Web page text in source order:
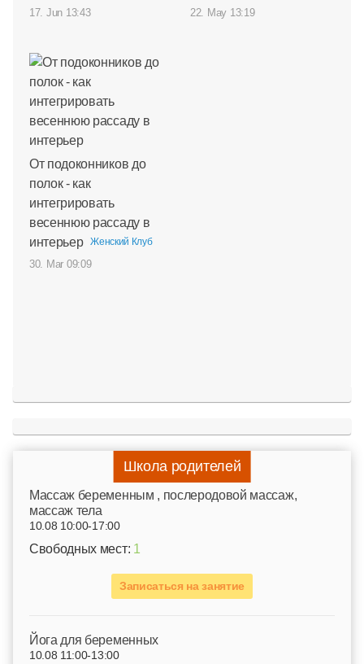
17. Jun 13:43 22. May 13:19
От подоконников до
полок - как
интегрировать
весеннюю рассаду в
интерьер
Женский Клуб
30. Mar 09:09
Школа родителей
Mассаж беременным , послеродовой массаж,
массаж тела
10.08 10:00-17:00
Свободных мест: 1
Записаться на занятие
Йога для беременных
10.08 11:00-13:00